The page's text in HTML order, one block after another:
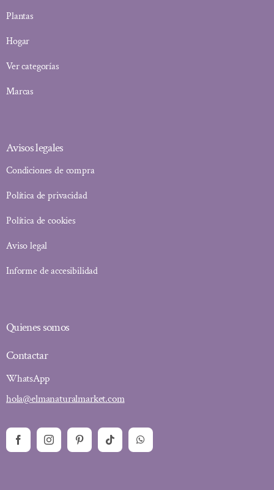
Plantas
Hogar
Ver categorías
Marcas
Avisos legales
Condiciones de compra
Política de privacidad
Política de cookies
Aviso legal
Informe de accesibilidad
Quienes somos
Contactar
WhatsApp
hola@elmanaturalmarket.com